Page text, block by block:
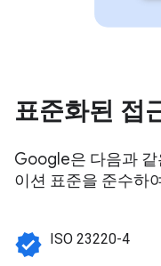
표준화된 접
Google은 다음과 같
이션 표준을 준수하
verified ISO 23220-4